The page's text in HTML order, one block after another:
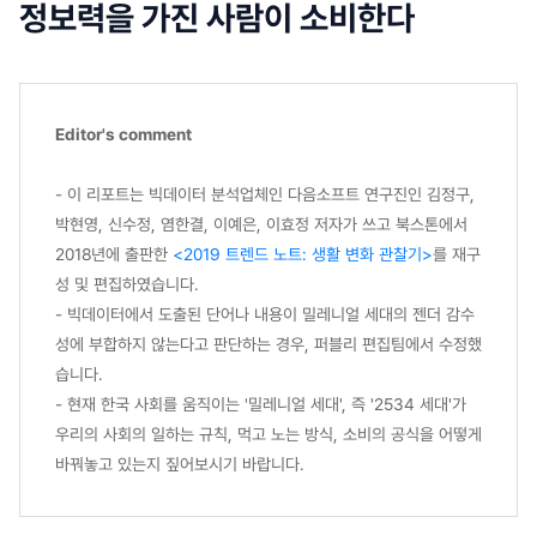
정보력을 가진 사람이 소비한다
Editor's comment
- 이 리포트는 빅데이터 분석업체인 다음소프트 연구진인 김정구,
박현영, 신수정, 염한결, 이예은, 이효정 저자가 쓰고 북스톤에서
2018년에 출판한 <2019 트렌드 노트: 생활 변화 관찰기>를 재구
성 및 편집하였습니다.
- 빅데이터에서 도출된 단어나 내용이 밀레니얼 세대의 젠더 감수
성에 부합하지 않는다고 판단하는 경우, 퍼블리 편집팀에서 수정했
습니다.
- 현재 한국 사회를 움직이는 '밀레니얼 세대', 즉 '2534 세대'가
우리의 사회의 일하는 규칙, 먹고 노는 방식, 소비의 공식을 어떻게
바꿔놓고 있는지 짚어보시기 바랍니다.